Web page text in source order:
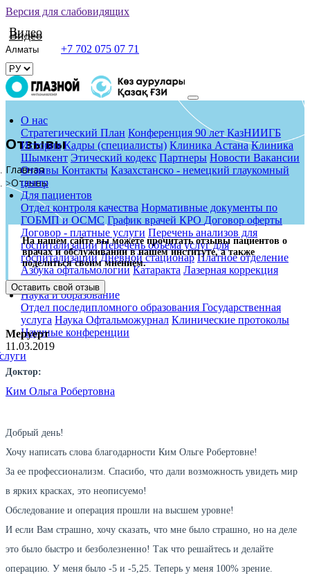
Версия для слабовидящих
Видео
Видео
+7 702 075 07 71
О нас
Стратегический План Конференция 90 лет КазНИИГБ
История Кадры (специалисты) Клиника Астана Клиника
Шымкент Этический кодекс Партнеры Новости Вакансии
Отзывы Контакты Казахстанско - немецкий глаукомный
центр
Для пациентов
Отдел контроля качества Нормативные документы по
ГОБМП и ОСМС График врачей КРО Договор оферты
Договор - платные услуги Перечень анализов для
госпитализации Перечень объема услуг для
госпитализации Дневной стационар Платное отделение
Азбука офтальмологии Катаракта Лазерная коррекция
зрения
Наука и образование
Отдел последипломного образования Государственная
услуга Наука Офтальможурнал Клинические протоколы
Научные конференции
Отзывы
Главная
Отзывы
На нашем сайте вы можете прочитать отзывы пациентов о
врачах и обслуживании в нашем институте, а также
поделиться своим мнением.
Оставить свой отзыв
Меруерт
11.03.2019
Доктор:
Ким Ольга Робертовна
Добрый день!
Хочу написать слова благодарности Ким Ольге Робертовне!
За ее профессионализм. Спасибо, что дали возможность увидеть мир
в ярких красках, это неописуемо!
Обследование и операция прошли на высшем уровне!
И если Вам страшно, хочу сказать, что мне было страшно, но на деле
это было быстро и безболезненно! Так что решайтесь и делайте
операцию. У меня было -5 и -5,25. Теперь у меня 100% зрение.